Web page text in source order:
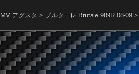
MV アグスタ > ブルターレ Brutale 989R 08-09 >